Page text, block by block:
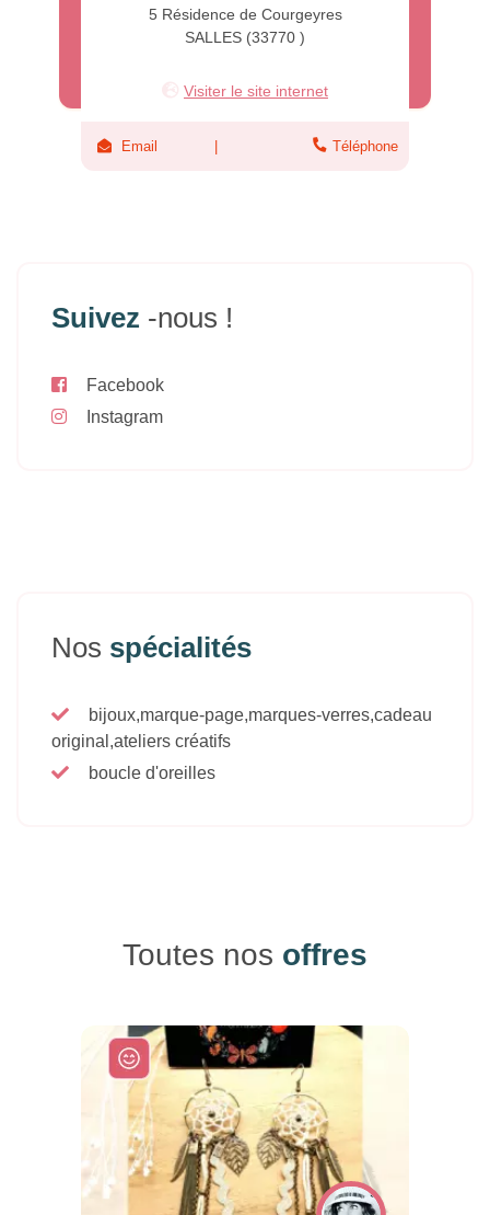
5 Résidence de Courgeyres
SALLES (33770 )
Visiter le site internet
Email Téléphone
Suivez -nous !
Facebook
Instagram
Nos spécialités
bijoux,marque-page,marques-verres,cadeau
original,ateliers créatifs
boucle d'oreilles
Toutes nos offres